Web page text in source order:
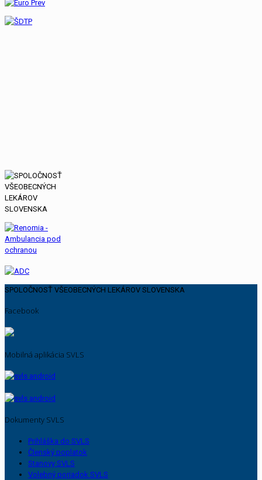
SPOLOČNOSŤ VŠEOBECNÝCH LEKÁROV SLOVENSKA
Facebook
Mobilná aplikácia SVLS
Dokumenty SVLS
Prihláška do SVLS
Členský poplatok
Stanovy SVLS
Volebný poriadok SVLS